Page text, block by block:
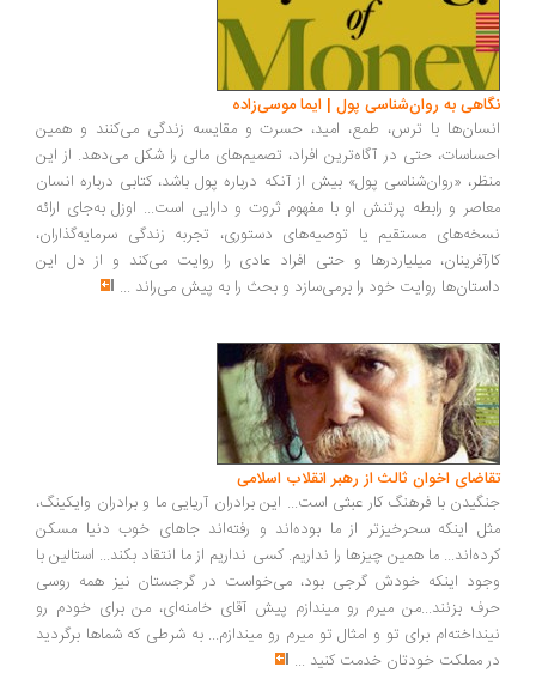
نگاهی به روان‌شناسی پول | ایما موسی‌زاده
انسان‌ها با ترس، طمع، امید، حسرت و مقایسه زندگی می‌کنند و همین
احساسات، حتی در آگاه‌ترین افراد، تصمیم‌های مالی را شکل می‌دهد. از این
منظر، «روان‌شناسی پول» بیش از آنکه درباره پول باشد، کتابی درباره انسان
معاصر و رابطه پرتنش او با مفهوم ثروت و دارایی است... اوزل به‌جای ارائه
نسخه‌های مستقیم یا توصیه‌های دستوری، تجربه زندگی سرمایه‌گذاران،
کارآفرینان، میلیاردرها و حتی افراد عادی را روایت می‌کند و از دل این
داستان‌ها روایت خود را برمی‌سازد و بحث را به پیش می‌راند ...
تقاضای اخوان ثالث از رهبر انقلاب اسلامی
جنگیدن با فرهنگ کار عبثی است... این برادران آریایی ما و برادران وایکینگ،
مثل اینکه سحرخیزتر از ما بوده‌اند و رفته‌اند جاهای خوب دنیا مسکن
کرده‌اند... ما همین چیزها را نداریم. کسی نداریم از ما انتقاد بکند... استالین با
وجود اینکه خودش گرجی بود، می‌خواست در گرجستان نیز همه روسی
حرف بزنند...من میرم رو میندازم پیش آقای خامنه‌ای، من برای خودم رو
نینداخته‌ام برای تو و امثال تو میرم رو میندازم... به شرطی که شماها برگردید
در مملکت خودتان خدمت کنید ...